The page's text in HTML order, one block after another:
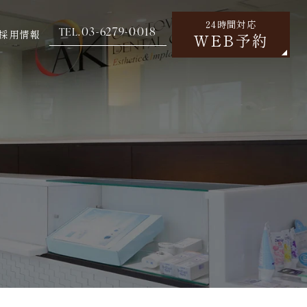
TEL.03-6279-0018 24時間対応
WEB予約
用情報